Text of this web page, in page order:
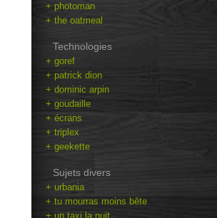
+ photoman
+ the oatmeal
Technologies
+ goref
+ patrick dion
+ dominic arpin
+ goudaille
+ écrans
+ triplex
+ geekette
Sujets divers
+ urbania
+ tu mourras moins bête
+ un taxi la nuit